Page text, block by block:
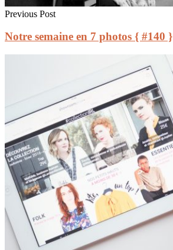
Previous Post
Notre semaine en 7 photos { #140 }